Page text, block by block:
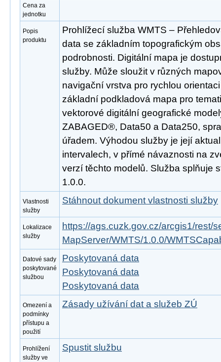
Cena za
jednotku
Popis
produktu
Prohlížecí služba WMTS –
data se základním topografickým
podrobnosti. Digitální mapa je
služby. Může sloužit v různých
navigační vrstva pro rychlou
základní podkladová mapa pro
vektorové digitální geografické
ZABAGED®, Data50 a Data250,
úřadem. Výhodou služby je její
intervalech, v přímé návaznosti na
verzí těchto modelů. Služba splňuje
1.0.0.
Vlastnosti
služby
Stáhnout dokument vlastnosti služby
Lokalizace
služby
https://ags.cuzk.gov.cz/arcgis1/rest/
MapServer/WMTS/1.0.0/
Datové sady
poskytované
službou
Poskytovaná data
Poskytovaná data
Poskytovaná data
Omezení a
podmínky
přístupu a
použití
Zásady užívání dat a služeb ZÚ
Prohlížení
služby ve
Spustit službu